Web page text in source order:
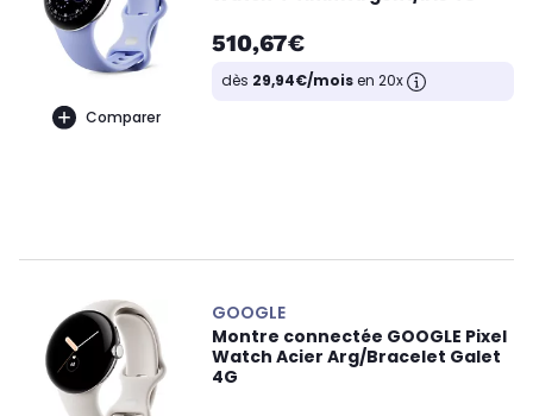
Comparer
510,67€
dès 29,94€/moisen 20x
GOOGLE
Montre connectée GOOGLE Pixel
Watch Acier Arg/Bracelet Galet
4G